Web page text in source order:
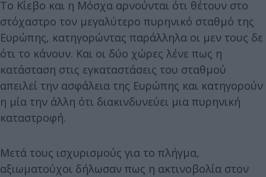
Το Κίεβο και η Μόσχα αρνούνται ότι θέτουν στο
στόχαστρο τον μεγαλύτερο πυρηνικό σταθμό της
Ευρώπης, κατηγορώντας παράλληλα οι μεν τους δε
ότι το κάνουν. Και οι δύο χώρες λένε πως η
κατάσταση στις εγκαταστάσεις του σταθμού
απειλεί την ασφάλεια της Ευρώπης και κατηγορούν
η μία την άλλη ότι διακινδυνεύει μια πυρηνική
καταστροφή.
Μετά τους ισχυρισμούς για το πλήγμα,
αξιωματούχοι δήλωσαν πως η ακτινοβολία στον